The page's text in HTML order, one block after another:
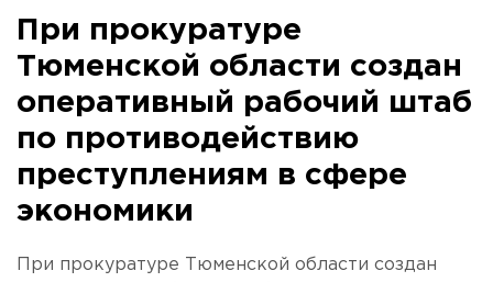
При прокуратуре
Тюменской области создан
оперативный рабочий штаб
по противодействию
преступлениям в сфере
экономики
При прокуратуре Тюменской области создан